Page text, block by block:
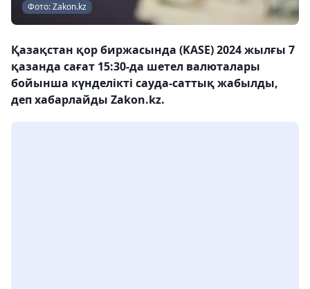
Фото: Zakon.kz
Қазақстан қор биржасында (KASE) 2024 жылғы 7
қазанда сағат 15:30-да шетел валюталары
бойынша күнделікті сауда-саттық жабылды,
деп хабарлайды Zakon.kz.